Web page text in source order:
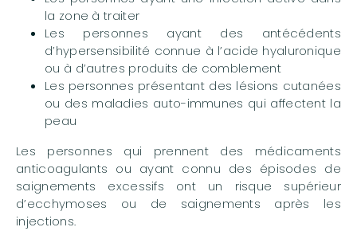
la zone à traiter
Les personnes ayant des antécédents
d’hypersensibilité connue à l’acide hyaluronique
ou à d’autres produits de comblement
Les personnes présentant des lésions cutanées
ou des maladies auto-immunes qui affectent la
peau
Les personnes qui prennent des médicaments
anticoagulants ou ayant connu des épisodes de
saignements excessifs ont un risque supérieur
d’ecchymoses ou de saignements après les
injections.